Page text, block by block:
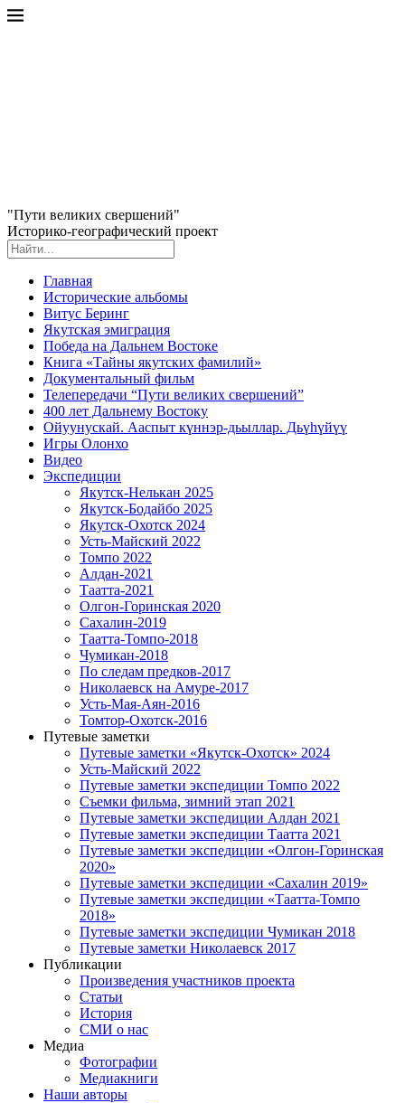
"Пути великих свершений"
Историко-географический проект
Главная
Исторические альбомы
Витус Беринг
Якутская эмиграция
Победа на Дальнем Востоке
Книга «Тайны якутских фамилий»
Документальный фильм
Телепередачи “Пути великих свершений”
400 лет Дальнему Востоку
Ойуунускай. Ааспыт күннэр-дьыллар. Дьүһүйүү
Игры Олонхо
Видео
Экспедиции
Якутск-Нелькан 2025
Якутск-Бодайбо 2025
Якутск-Охотск 2024
Усть-Майский 2022
Томпо 2022
Алдан-2021
Таатта-2021
Олгон-Горинская 2020
Сахалин-2019
Таатта-Томпо-2018
Чумикан-2018
По следам предков-2017
Николаевск на Амуре-2017
Усть-Мая-Аян-2016
Томтор-Охотск-2016
Путевые заметки
Путевые заметки «Якутск-Охотск» 2024
Усть-Майский 2022
Путевые заметки экспедиции Томпо 2022
Съемки фильма, зимний этап 2021
Путевые заметки экспедиции Алдан 2021
Путевые заметки экспедиции Таатта 2021
Путевые заметки экспедиции «Олгон-Горинская
2020»
Путевые заметки экспедиции «Сахалин 2019»
Путевые заметки экспедиции «Таатта-Томпо
2018»
Путевые заметки экспедиции Чумикан 2018
Путевые заметки Николаевск 2017
Публикации
Произведения участников проекта
Статьи
История
СМИ о нас
Медиа
Фотографии
Медиакниги
Наши авторы